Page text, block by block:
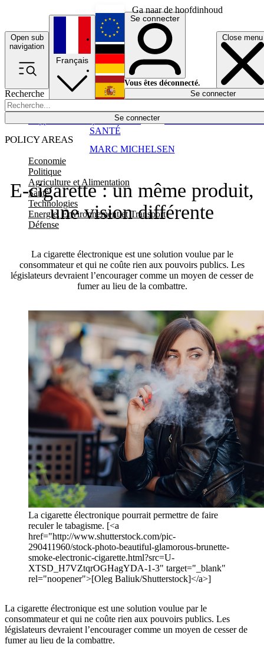
Ga naar de hoofdinhoud
Open sub
navigation
Close menu
Recherche
Se connecter
POLICY AREAS
Economie
Politique
Agriculture et Alimentation
Santé
Technologies
Energie, Environnement et Transport
Défense
Économie
Français
English
Deutsch
Español
Se connecter
Vous êtes déconnecté.
Se connecter
E-cigarette : un même produit,
une vision différente
La cigarette électronique est une solution voulue par le
consommateur et qui ne coûte rien aux pouvoirs publics. Les
législateurs devraient l’encourager comme un moyen de cesser de
fumer au lieu de la combattre.
MARC MICHELSEN
SANTÉ
La cigarette électronique pourrait permettre de faire
reculer le tabagisme. [<a
href="http://www.shutterstock.com/pic-
290411960/stock-photo-beautiful-glamorous-brunette-
smoke-electronic-cigarette.html?src=U-
XTSD_H7VZtqrOGHagYDA-1-3" target="_blank"
rel="noopener">[Oleg Baliuk/Shutterstock]</a>]
La cigarette électronique est une solution voulue par le
consommateur et qui ne coûte rien aux pouvoirs publics. Les
législateurs devraient l’encourager comme un moyen de cesser de
fumer au lieu de la combattre.